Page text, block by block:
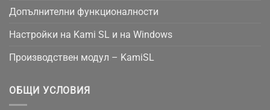
Допълнителни функционалности
Настройки на Kami SL и на Windows
Производствен модул – KamiSL
ОБЩИ УСЛОВИЯ